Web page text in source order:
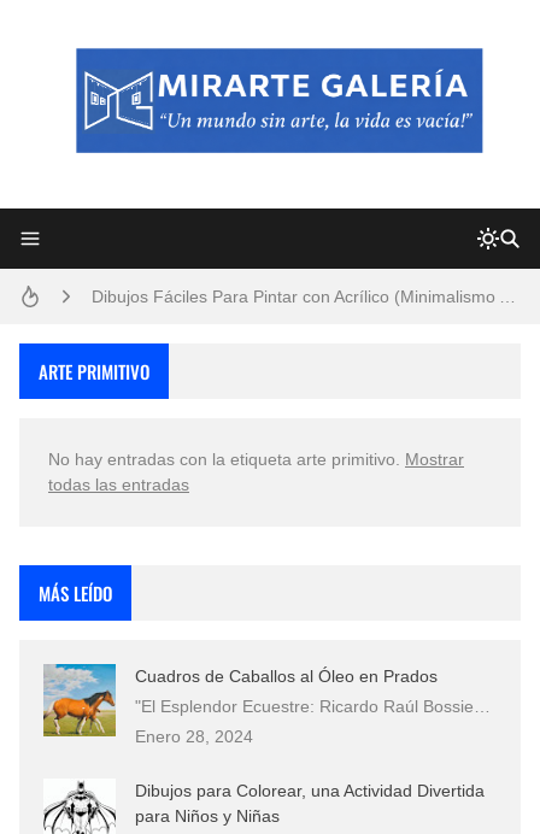
Frutas y Flores Para Colorear Imágenes
Dibujos para Colorear, una Actividad Divertida para Niños y Niñas
ARTE PRIMITIVO
No hay entradas con la etiqueta arte primitivo
Mostrar
todas las entradas
MÁS LEÍDO
Cuadros de Caballos al Óleo en Prados
"El Esplendor Ecuestre: Ricardo Raúl Bossie…
Enero 28, 2024
Dibujos para Colorear, una Actividad Divertida
para Niños y Niñas